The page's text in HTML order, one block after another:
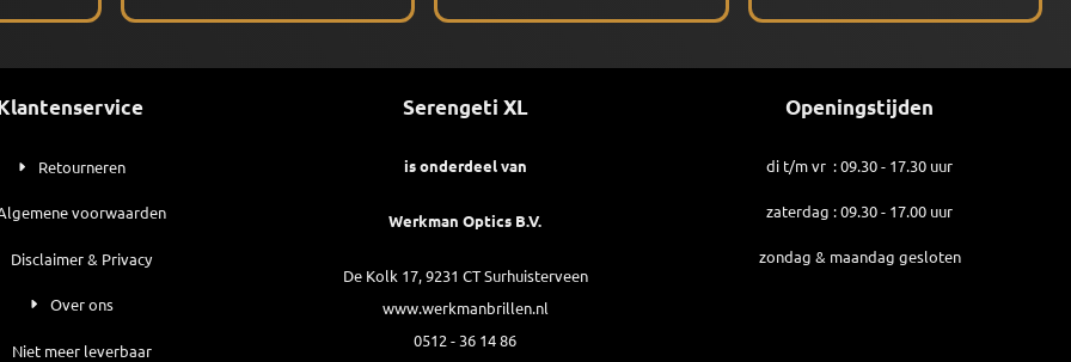
Retourneren
voorwaarden
Disclaimer & Privacy
Over ons
Niet meer leverbaar
Serengeti XL
is onderdeel van
Werkman Optics B.V.
De Kolk 17, 9231 CT Surhuisterveen
www.werkmanbrillen.nl
0512 - 36 14 86
Openingstijden
di t/m vr : 09.30 - 17.30 uur
zaterdag : 09.30 - 17.00 uur
zondag & maandag gesloten